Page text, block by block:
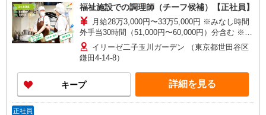
福祉施設での調理師（チーフ候補）【正社員】
月給28万3,000円〜33万5,000円 ※みなし時間
外手当30時間（51,000円〜60,000円）分含む ※給
与は経験や前職給与に応じて決定します。 賞与年
2回
イリーゼ二子玉川ガーデン （東京都世田谷区
鎌田4-14-8）
キープ 詳細を見る
正社員